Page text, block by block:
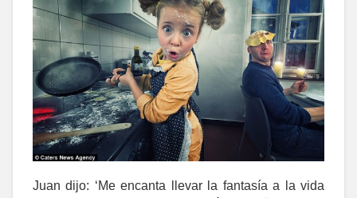
Juan dijo: ‘Me encanta llevar la fantasía a la vida